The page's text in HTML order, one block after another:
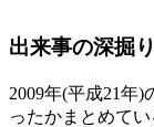
出来事の深掘
2009年(平成21年
ったかまとめて